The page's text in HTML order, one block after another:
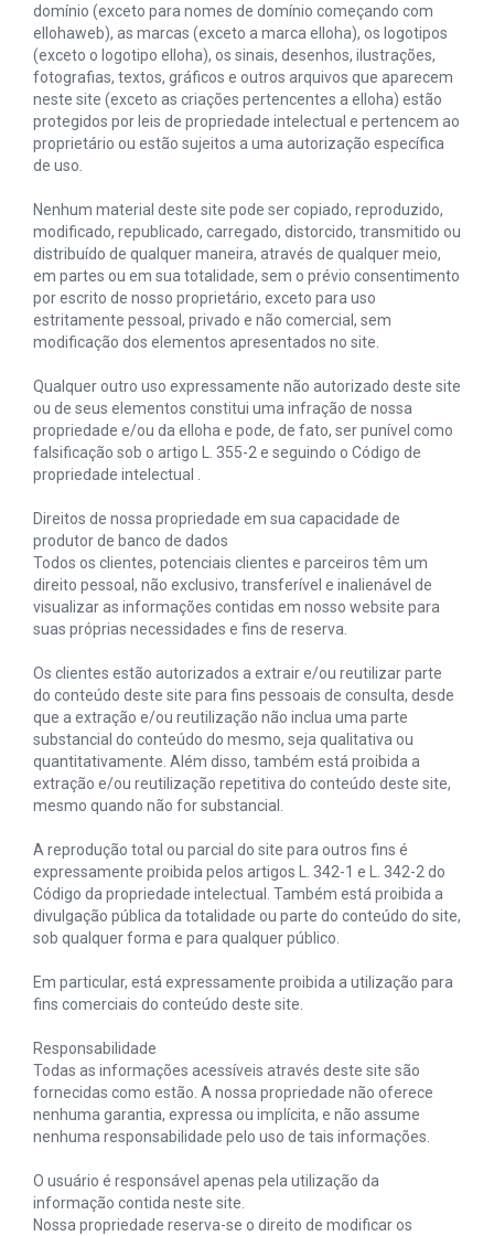
domínio (exceto para nomes de domínio começando com
ellohaweb), as marcas (exceto a marca elloha), os logotipos
(exceto o logotipo elloha), os sinais, desenhos, ilustrações,
fotografias, textos, gráficos e outros arquivos que aparecem
neste site (exceto as criações pertencentes a elloha) estão
protegidos por leis de propriedade intelectual e pertencem ao
proprietário ou estão sujeitos a uma autorização específica
de uso.
Nenhum material deste site pode ser copiado, reproduzido,
modificado, republicado, carregado, distorcido, transmitido ou
distribuído de qualquer maneira, através de qualquer meio,
em partes ou em sua totalidade, sem o prévio consentimento
por escrito de nosso proprietário, exceto para uso
estritamente pessoal, privado e não comercial, sem
modificação dos elementos apresentados no site.
Qualquer outro uso expressamente não autorizado deste site
ou de seus elementos constitui uma infração de nossa
propriedade e/ou da elloha e pode, de fato, ser punível como
falsificação sob o artigo L. 355-2 e seguindo o Código de
propriedade intelectual .
Direitos de nossa propriedade em sua capacidade de
produtor de banco de dados
Todos os clientes, potenciais clientes e parceiros têm um
direito pessoal, não exclusivo, transferível e inalienável de
visualizar as informações contidas em nosso website para
suas próprias necessidades e fins de reserva.
Os clientes estão autorizados a extrair e/ou reutilizar parte
do conteúdo deste site para fins pessoais de consulta, desde
que a extração e/ou reutilização não inclua uma parte
substancial do conteúdo do mesmo, seja qualitativa ou
quantitativamente. Além disso, também está proibida a
extração e/ou reutilização repetitiva do conteúdo deste site,
mesmo quando não for substancial.
A reprodução total ou parcial do site para outros fins é
expressamente proibida pelos artigos L. 342-1 e L. 342-2 do
Código da propriedade intelectual. Também está proibida a
divulgação pública da totalidade ou parte do conteúdo do site,
sob qualquer forma e para qualquer público.
Em particular, está expressamente proibida a utilização para
fins comerciais do conteúdo deste site.
Responsabilidade
Todas as informações acessíveis através deste site são
fornecidas como estão. A nossa propriedade não oferece
nenhuma garantia, expressa ou implícita, e não assume
nenhuma responsabilidade pelo uso de tais informações.
O usuário é responsável apenas pela utilização da
informação contida neste site.
Nossa propriedade reserva-se o direito de modificar os